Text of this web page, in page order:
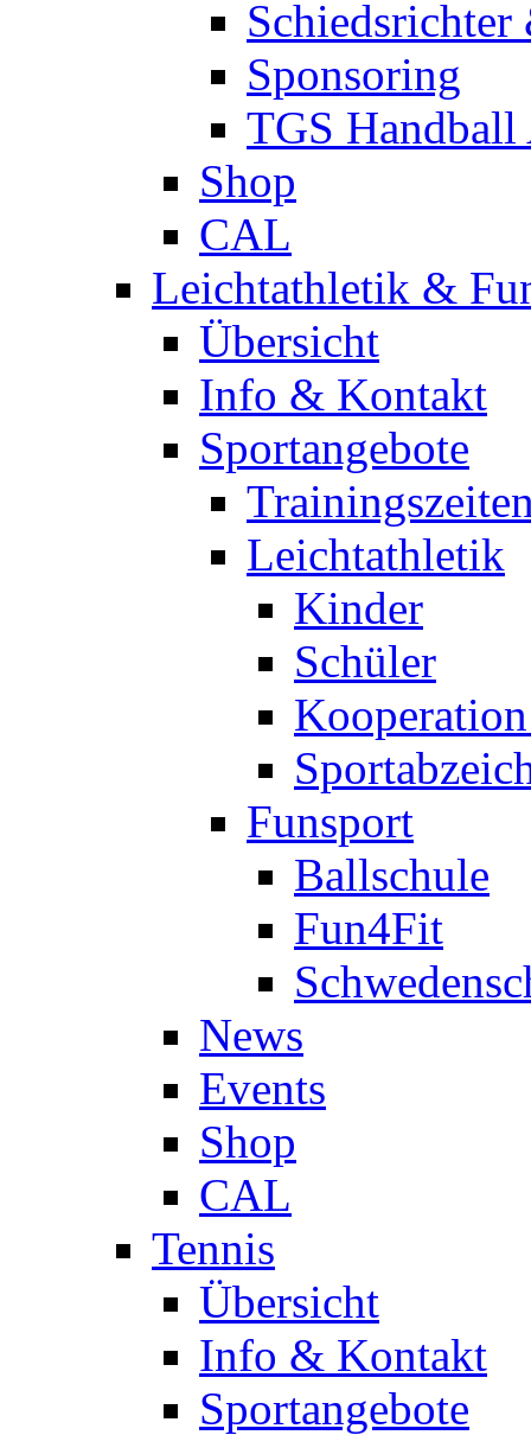
Schiedsrichter
Sponsoring
TGS Handball
Shop
CAL
Leichtathletik &
Übersicht
Info & Kontakt
Sportangebote
Leichtathletik
Kinder
Schüler
Funsport
Ballschule
Fun4Fit
News
Events
Shop
CAL
Tennis
Übersicht
Info & Kontakt
Sportangebote